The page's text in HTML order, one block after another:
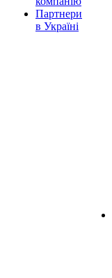
Партнери
в Україні